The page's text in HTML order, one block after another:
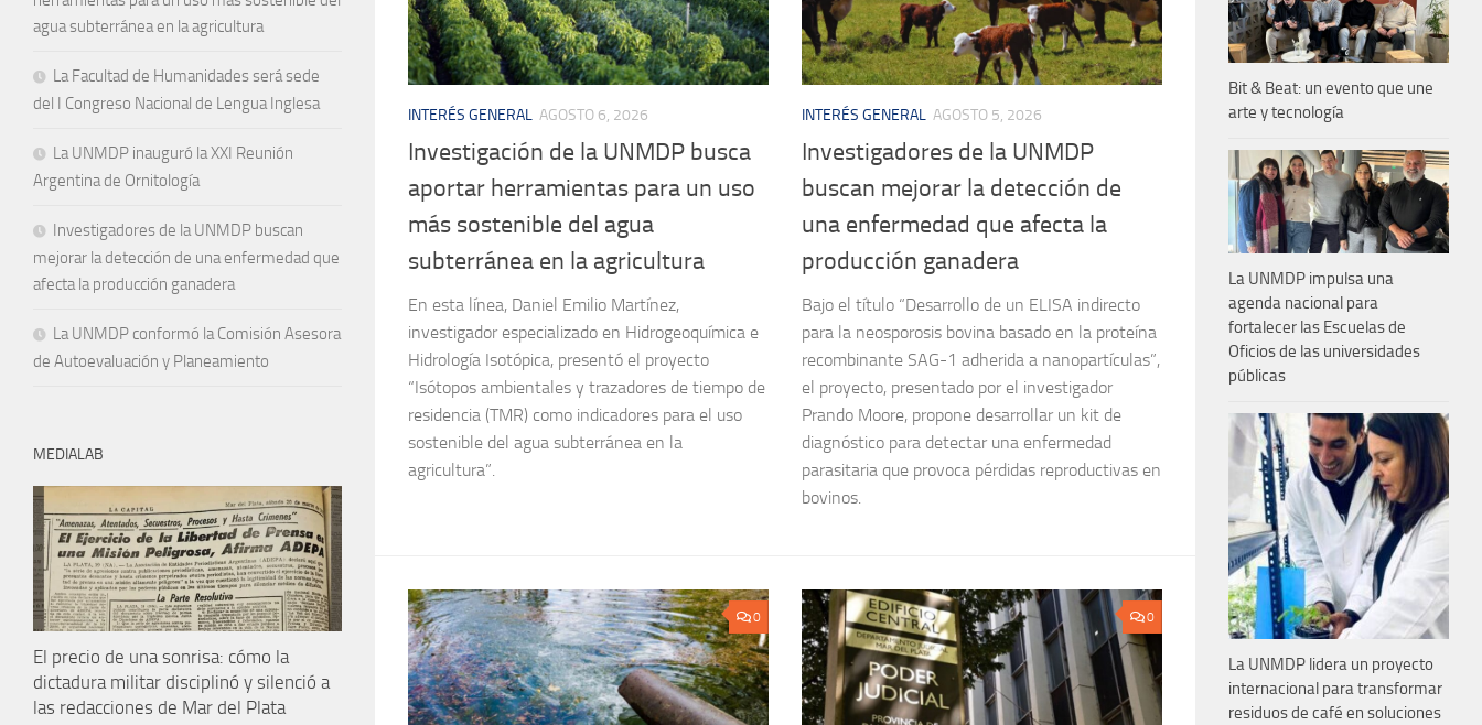
INTERÉS GENERAL AGOSTO 6, 2026
Investigación de la UNMDP busca
aportar herramientas para un uso
más sostenible del agua
subterránea en la agricultura
En esta línea, Daniel Emilio Martínez,
investigador especializado en Hidrogeoquímica e
Hidrología Isotópica, presentó el proyecto
“Isótopos ambientales y trazadores de tiempo de
residencia (TMR) como indicadores para el uso
sostenible del agua subterránea en la
agricultura”.
INTERÉS GENERAL AGOSTO 5, 2026
Investigadores de la UNMDP
buscan mejorar la detección de
una enfermedad que afecta la
producción ganadera
Bajo el título “Desarrollo de un ELISA indirecto
para la neosporosis bovina basado en la proteína
recombinante SAG-1 adherida a nanopartículas”,
el proyecto, presentado por el investigador
Prando Moore, propone desarrollar un kit de
diagnóstico para detectar una enfermedad
parasitaria que provoca pérdidas reproductivas en
bovinos.
0 0
agua subterránea en la agricultura
La Facultad de Humanidades será sede
del I Congreso Nacional de Lengua Inglesa
La UNMDP inauguró la XXI Reunión
Argentina de Ornitología
Investigadores de la UNMDP buscan
mejorar la detección de una enfermedad que
afecta la producción ganadera
La UNMDP conformó la Comisión Asesora
de Autoevaluación y Planeamiento
MEDIALAB
El precio de una sonrisa: cómo la
dictadura militar disciplinó y silenció a
las redacciones de Mar del Plata
Bit & Beat: un evento que une
arte y tecnología
La UNMDP impulsa una
agenda nacional para
fortalecer las Escuelas de
Oficios de las universidades
públicas
La UNMDP lidera un proyecto
internacional para transformar
residuos de café en soluciones